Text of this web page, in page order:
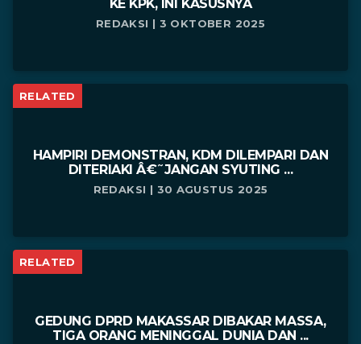
KE KPK, INI KASUSNYA
REDAKSI | 3 OKTOBER 2025
RELATED
HAMPIRI DEMONSTRAN, KDM DILEMPARI DAN
DITERIAKI Â€˜JANGAN SYUTING ...
REDAKSI | 30 AGUSTUS 2025
RELATED
GEDUNG DPRD MAKASSAR DIBAKAR MASSA,
TIGA ORANG MENINGGAL DUNIA DAN ...